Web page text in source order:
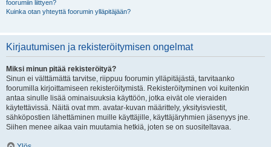
foorumiin liittyen?
Kuinka otan yhteyttä foorumin ylläpitäjään?
Kirjautumisen ja rekisteröitymisen ongelmat
Miksi minun pitää rekisteröityä?
Sinun ei välttämättä tarvitse, riippuu foorumin ylläpitäjästä, tarvitaanko
foorumilla kirjoittamiseen rekisteröitymistä. Rekisteröityminen voi kuitenkin
antaa sinulle lisää ominaisuuksia käyttöön, jotka eivät ole vieraiden
käytettävissä. Näitä ovat mm. avatar-kuvan määrittely, yksityisviestit,
sähköpostien lähettäminen muille käyttäjille, käyttäjäryhmien jäsenyys jne.
Siihen menee aikaa vain muutamia hetkiä, joten se on suositeltavaa.